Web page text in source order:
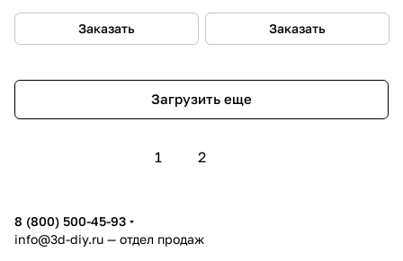
Заказать Заказать
Загрузить еще
1 2
8 (800) 500-45-93
info@3d-diy.ru — отдел продаж